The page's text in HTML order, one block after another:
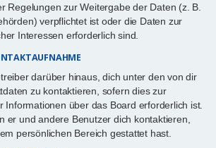
Regelungen zur Weitergabe der Daten (z. B.
verpflichtet ist oder die Daten zur
Interessen erforderlich sind.
darüber hinaus, dich unter den von dir
zu kontaktieren, sofern dies zur
Informationen über das Board erforderlich ist.
er und andere Benutzer dich kontaktieren,
persönlichen Bereich gestattet hast.